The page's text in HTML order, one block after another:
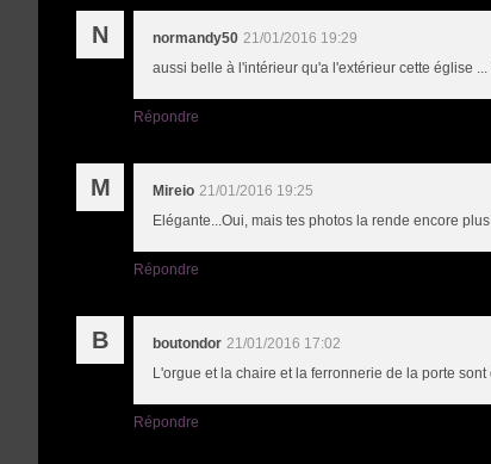
N normandy50 21/01/2016 19:29
aussi belle à l'intérieur qu'a l'extérieur cette église
Répondre
M Mireio 21/01/2016 19:25
Elégante...Oui, mais tes photos la rende encore
Répondre
B boutondor 21/01/2016 17:02
L'orgue et la chaire et la ferronnerie de la porte
Répondre